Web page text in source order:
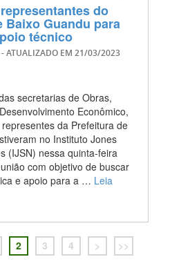
do
Baixo Guandu para
técnico
- ATUALIZADO EM 21/03/2023
secretarias de Obras,
Econômico,
da Prefeitura de
no Instituto Jones
(IJSN) nessa quinta-feira
com objetivo de buscar
e apoio para a … Leia
2 3 4 > >>